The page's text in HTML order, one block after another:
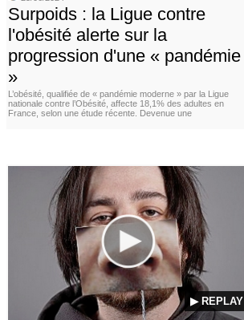
Surpoids : la Ligue contre
l'obésité alerte sur la
progression d'une « pandémie
»
L’obésité, qualifiée de « pandémie moderne » par la Ligue
nationale contre l’Obésité, affecte 18,1% des adultes en
France, selon une étude récente. Devenue une
▶ REPLAY